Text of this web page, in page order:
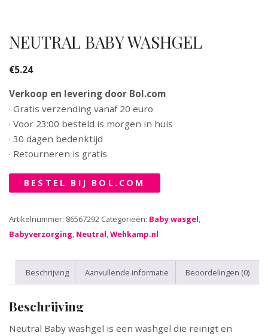
NEUTRAL BABY WASHGEL
€5.24
Verkoop en levering door Bol.com
· Gratis verzending vanaf 20 euro
· Voor 23:00 besteld is morgen in huis
· 30 dagen bedenktijd
· Retourneren is gratis
BESTEL BIJ BOL.COM
Artikelnummer: 86567292 Categorieën: Baby wasgel,
Babyverzorging, Neutral,Wehkamp.nl
Beschrijving Aanvullende informatie Beoordelingen (0)
Beschrijving
Neutral Baby washgel is een washgel die reinigt en